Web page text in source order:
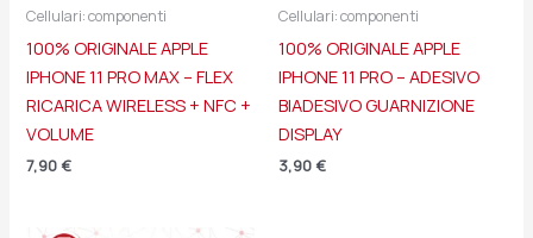
Cellulari: componenti
100% ORIGINALE APPLE
IPHONE 11 PRO MAX – FLEX
RICARICA WIRELESS + NFC +
VOLUME
7,90 €
Cellulari: componenti
100% ORIGINALE APPLE
IPHONE 11 PRO – ADESIVO
BIADESIVO GUARNIZIONE
DISPLAY
3,90 €